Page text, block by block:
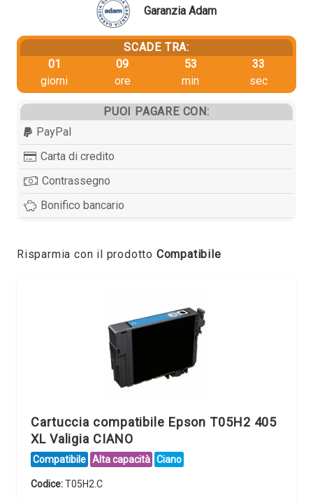
Garanzia Adam
SCADE TRA:
01
giorni
09
ore
53
min
33
sec
PUOI PAGARE CON:
PayPal
Carta di credito
Contrassegno
Bonifico bancario
Risparmia con il prodotto Compatibile
Cartuccia compatibile Epson T05H2 405
XL Valigia CIANO
Compatibile Alta capacità Ciano
Codice:T05H2.C